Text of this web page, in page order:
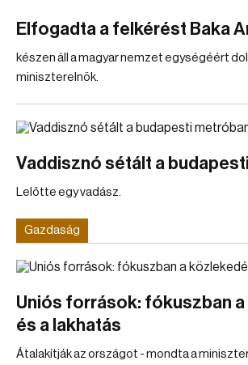
Elfogadta a felkérést Baka
készen áll a magyar nemzet egységéért
miniszterelnök.
Vaddisznó sétált a
Lelőtte egy vadász.
Gazdaság
Uniós források: fókuszban
és a lakhatás
Átalakítják az országot - mondta a